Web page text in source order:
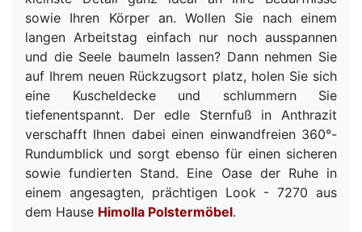
sowie Ihren Körper an. Wollen Sie nach einem
langen Arbeitstag einfach nur noch ausspannen
und die Seele baumeln lassen? Dann nehmen Sie
auf Ihrem neuen Rückzugsort platz, holen Sie sich
eine Kuscheldecke und schlummern Sie
tiefenentspannt. Der edle Sternfuß in Anthrazit
verschafft Ihnen dabei einen einwandfreien 360°-
Rundumblick und sorgt ebenso für einen sicheren
sowie fundierten Stand. Eine Oase der Ruhe in
einem angesagten, prächtigen Look - 7270 aus
dem Hause Himolla Polstermöbel.